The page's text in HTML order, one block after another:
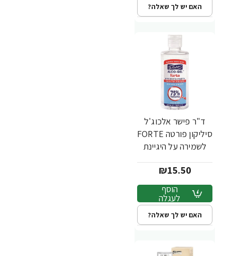
האם יש לך שאלה?
ד"ר פישר אלכוג'ל
סיליקון פורטה FORTE
לשמירה על היגיינת
מבית Dr. Fischer₪15.50
הוסף
לעגלה
האם יש לך שאלה?